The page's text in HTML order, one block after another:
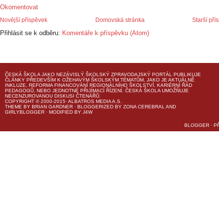
Okomentovat
Novější příspěvek Starší
Domovská stránka
Přihlásit se k odběru: Komentáře k příspěvku (Atom)
ČESKÁ ŠKOLA JAKO NEZÁVISLÝ ŠKOLSKÝ ZPRAVODAJSKÝ PORTÁL PUBLIKUJE
ČLÁNKY PŘEDEVŠÍM K OŽEHAVÝM ŠKOLSKÝM TÉMATŮM, JAKO JE AKTUÁLNĚ
INKLUZE, REFORMA FINANCOVÁNÍ REGIONÁLNÍHO ŠKOLSTVÍ, KARIÉRNÍ ŘÁD
PEDAGOGŮ, NEBO JEDNOTNÉ PŘIJÍMACÍ ŘÍZENÍ. ČESKÁ ŠKOLA UMOŽŇUJE
NECENZUROVANOU DISKUSI ČTENÁŘŮ.
COPYRIGHT © 2000-2015· ALBATROS MEDIA A.S.
THEME BY BRIAN GARDNER · BLOGGERIZED BY ZONA CEREBRAL AND
GIRLYBLOGGER · MODIFIED BY J4W
BLOGGER ·